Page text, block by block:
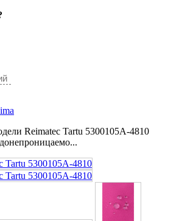
Reimatec Tartu 5300105A-4810